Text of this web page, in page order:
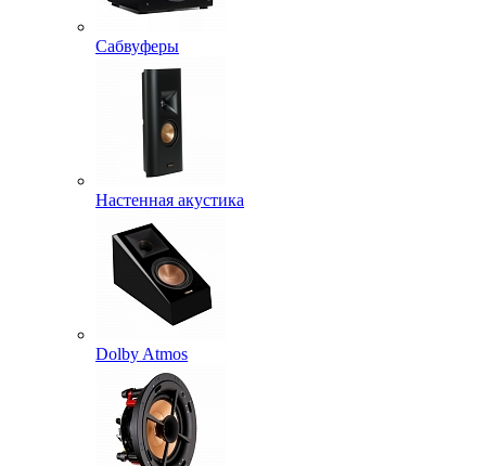
Сабвуферы
Настенная акустика
Dolby Atmos